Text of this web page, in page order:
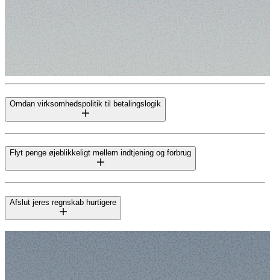
Omdan virksomhedspolitik til betalingslogik
Flyt penge øjeblikkeligt mellem indtjening og forbrug
Afslut jeres regnskab hurtigere